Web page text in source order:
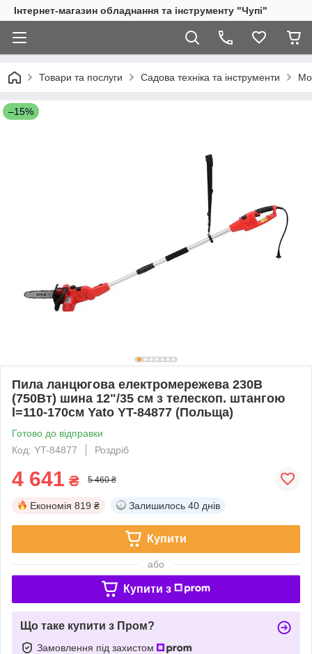
Інтернет-магазин обладнання та інструменту "Чупі"
Товари та послуги Садова техніка та інструменти
–15%
Пила ланцюгова електромережева 230В
(750Вт) шина 12"/35 см з телескоп. штангою
l=110-170см Yato YT-84877 (Польща)
Готово до відправки
Код: YT-84877
Роздріб
4 641 ₴ 5 460 ₴
Економія 819 ₴ Залишилось 40 днів
Купити
або
Купити з
Що таке купити з Пром?
Замовлення під захистом